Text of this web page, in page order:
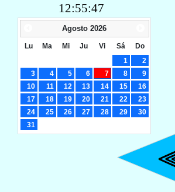
12:55:48
Agosto 2026
Lu Ma Mi Ju Vi Sá
Do
1
2
3
4 5 6 7 8
9
10
11 12 13 14 15
16
17
18 19 20 21 22
23
24
25 26 27 28 29
30
31